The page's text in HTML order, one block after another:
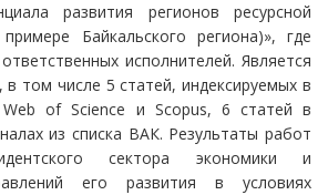
развития регионов ресурсной
Байкальского региона)», где
исполнителей. Является
том числе 5 статей, индексируемых в
of Science и Scopus, 6 статей в
из списка ВАК. Результаты работ
сектора экономики и
его развития в условиях